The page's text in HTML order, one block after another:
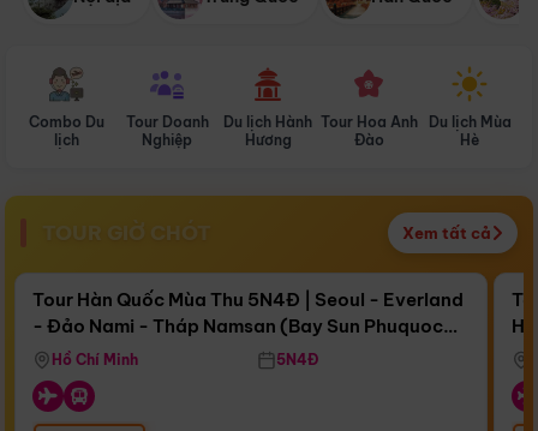
Combo Du
lịch
Tour Doanh
Nghiệp
Du lịch Hành
Hương
Tour Hoa Anh
Đào
Du lịch Mùa
Hè
TOUR GIỜ CHÓT Xem tất cả
Còn16 ngày 18:28:22
Bay Sun Phuquoc Airways
Điểm nổi bật
Tour Hàn Quốc Mùa Thu 5N4Đ | Seoul - Everland
- Đảo Nami - Tháp Namsan (Bay Sun Phuquoc
Airways)
Hồ Chí Minh 5N4Đ